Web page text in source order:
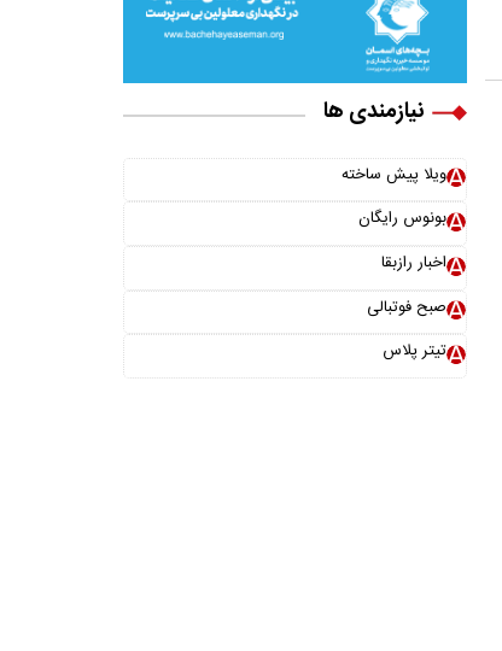
نیازمندی ها
ویلا پیش ساخته
بونوس رایگان
اخبار رازبقا
صبح فوتبالی
تیتر پلاس